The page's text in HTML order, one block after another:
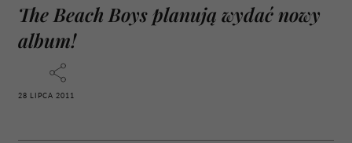
The Beach Boys planują wydać nowy
album!
28 LIPCA 2011